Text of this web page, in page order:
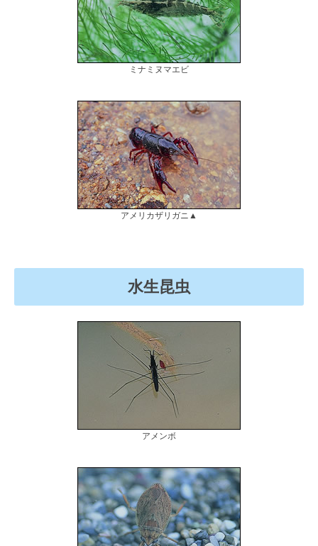
ミナミヌマエビ
アメリカザリガニ▲
水生昆虫
アメンボ